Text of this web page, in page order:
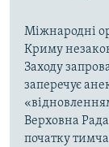
Міжнародні
Криму
Заходу
заперечує
Верховна
початку